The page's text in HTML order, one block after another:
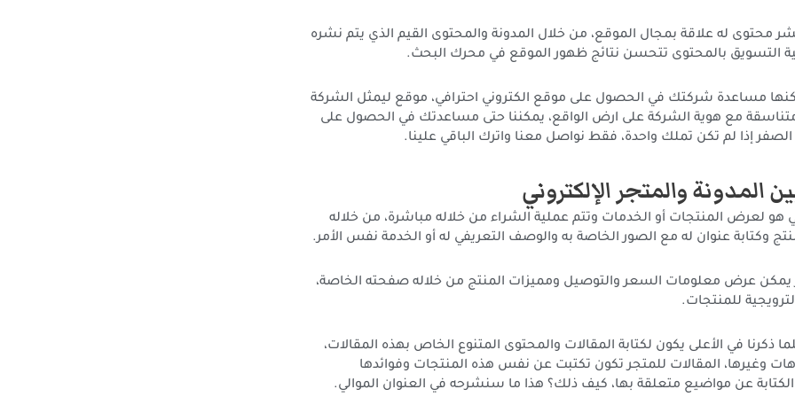
محتوى له علاقة بمجال الموقع، من خلال المدونة والمحتوى القيم الذي يتم نشره
التسويق بالمحتوى تتحسن نتائج ظهور الموقع في محرك البحث.
مساعدة شركتك في الحصول على موقع الكتروني احترافي، موقع ليمثل الشركة
مع هوية الشركة على ارض الواقع، يمكننا حتى مساعدتك في الحصول على
إذا لم تكن تملك واحدة، فقط نواصل معنا واترك الباقي علينا.
المدونة والمتجر الإلكتروني
هو لعرض المنتجات أو الخدمات وتتم عملية الشراء من خلاله مباشرة، من خلاله
وكتابة عنوان له مع الصور الخاصة به والوصف التعريفي له أو الخدمة نفس الأمر.
يمكن عرض معلومات السعر والتوصيل ومميزات المنتج من خلاله صفحته الخاصة،
للمنتجات.
ذكرنا في الأعلى يكون لكتابة المقالات والمحتوى المتنوع الخاص بهذه المقالات،
وغيرها، المقالات للمتجر تكون تكتبت عن نفس هذه المنتجات وفوائدها
عن مواضيع متعلقة بها، كيف ذلك؟ هذا ما سنشرحه في العنوان الموالي.